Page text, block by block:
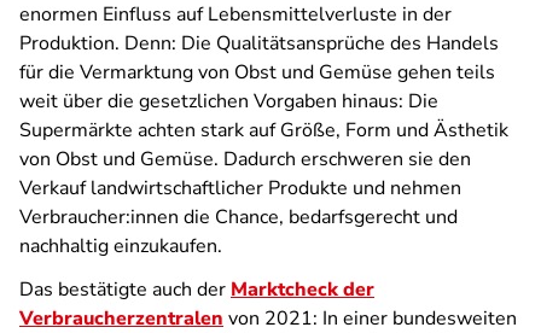
enormen Einfluss auf Lebensmittelverluste in der
Produktion. Denn: Die Qualitätsansprüche des Handels
für die Vermarktung von Obst und Gemüse gehen teils
weit über die gesetzlichen Vorgaben hinaus: Die
Supermärkte achten stark auf Größe, Form und Ästhetik
von Obst und Gemüse. Dadurch erschweren sie den
Verkauf landwirtschaftlicher Produkte und nehmen
Verbraucher:innen die Chance, bedarfsgerecht und
nachhaltig einzukaufen.
Das bestätigte auch der Marktcheck der
Verbraucherzentralen von 2021: In einer bundesweiten